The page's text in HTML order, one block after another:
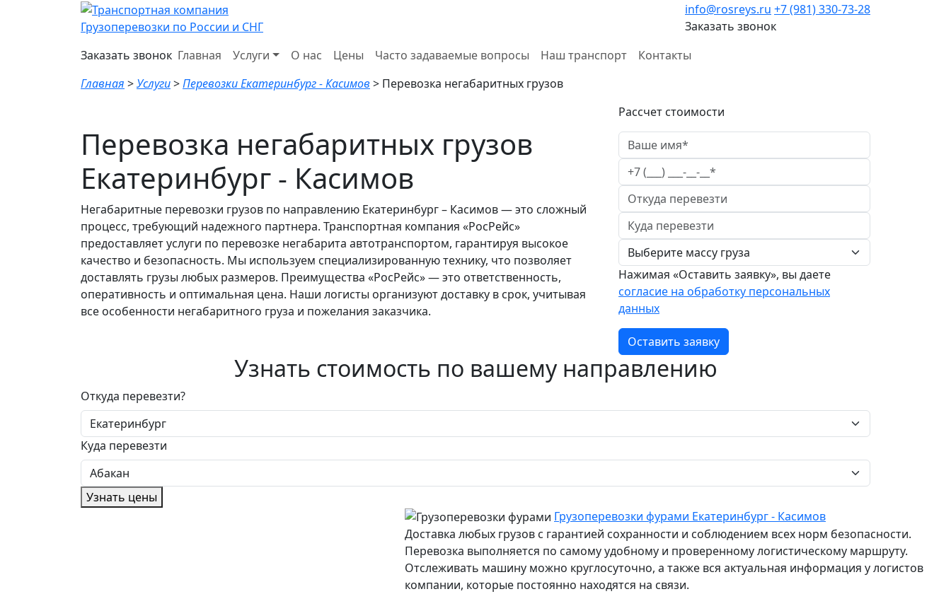
Грузоперевозки по России и СНГ
info@rosreys.ru +7 (981) 330-73-28
Заказать звонок
Заказать звонок Главная Услуги О нас Цены Часто задаваемые вопросы Наш транспорт
Контакты
Главная >Услуги>Перевозки Екатеринбург - Касимов> Перевозка негабаритных грузов
Перевозка негабаритных грузов
Екатеринбург - Касимов
Негабаритные перевозки грузов по направлению Екатеринбург – Касимов — это сложный
процесс, требующий надежного партнера. Транспортная компания «РосРейс»
предоставляет услуги по перевозке негабарита автотранспортом, гарантируя высокое
качество и безопасность. Мы используем специализированную технику, что позволяет
доставлять грузы любых размеров. Преимущества «РосРейс» — это ответственность,
оперативность и оптимальная цена. Наши логисты организуют доставку в срок, учитывая
все особенности негабаритного груза и пожелания заказчика.
Рассчет стоимости
Нажимая «Оставить заявку», вы даете
согласие на обработку персональных
данных
Оставить заявку
Узнать стоимость по вашему направлению
Откуда перевезти?
Куда перевезти
Узнать цены
Грузоперевозки фурами Екатеринбург - Касимов
Доставка любых грузов с гарантией сохранности и соблюдением всех норм безопасности.
Перевозка выполняется по самому удобному и проверенному логистическому маршруту.
Отслеживать машину можно круглосуточно, а также вся актуальная информация у логистов
компании, которые постоянно находятся на связи.